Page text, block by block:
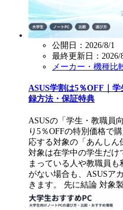
公開日：2026/8/1
最終更新日： 2026/
メーカー・機種比
ASUS学割は5％OFF｜
録方法・保証特典
ASUSの「学生・教職員
り5％OFFの特別価格で
応する対象の「あんしん
対象は在学中の学生だけ
まっている人や教職員
がない場合も、ASUSア
きます。 先に結論 対象